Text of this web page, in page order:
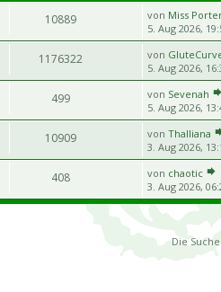
10889 von Miss
5. Aug 2026,
1176322 von
5. Aug 2026,
499 von Sevenah
5. Aug 2026,
10909 von Thalliana
3. Aug 2026,
408 von chaotic
3. Aug 2026,
Die